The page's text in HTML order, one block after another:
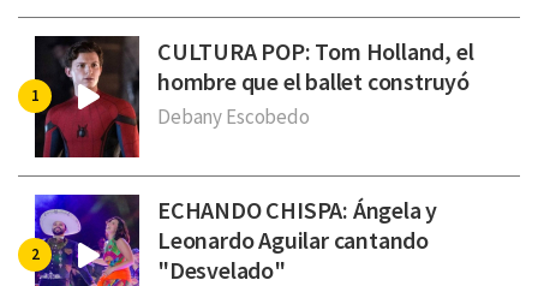
CULTURA POP: Tom Holland, el
hombre que el ballet construyó
Debany Escobedo
ECHANDO CHISPA: Ángela y
Leonardo Aguilar cantando
"Desvelado"